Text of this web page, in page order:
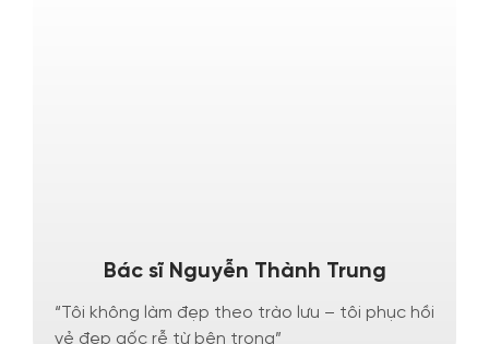
Bác sĩ Nguyễn Thành Trung
“Tôi không làm đẹp theo trào lưu – tôi phục hồi
vẻ đẹp gốc rễ từ bên trong”